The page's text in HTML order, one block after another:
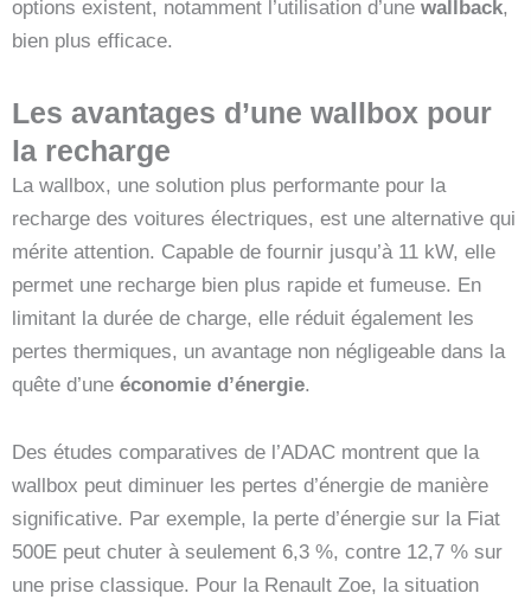
options existent, notamment l’utilisation d’une wallback,
bien plus efficace.
Les avantages d’une wallbox pour
la recharge
La wallbox, une solution plus performante pour la
recharge des voitures électriques, est une alternative qui
mérite attention. Capable de fournir jusqu’à 11 kW, elle
permet une recharge bien plus rapide et fumeuse. En
limitant la durée de charge, elle réduit également les
pertes thermiques, un avantage non négligeable dans la
quête d’une économie d’énergie.
Des études comparatives de l’ADAC montrent que la
wallbox peut diminuer les pertes d’énergie de manière
significative. Par exemple, la perte d’énergie sur la Fiat
500E peut chuter à seulement 6,3 %, contre 12,7 % sur
une prise classique. Pour la Renault Zoe, la situation